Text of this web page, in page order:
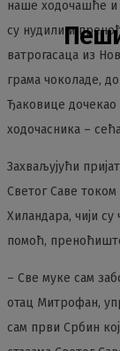
наше ходочашће
су нудили и
ватрогасаца из
грама чоколаде,
Ђаковице дочекао
ходочасника –
Захваљујући
Светог Саве током
Хиландара, чији
помоћ,
– Све муке сам
отац Митрофан,
сам први Србин